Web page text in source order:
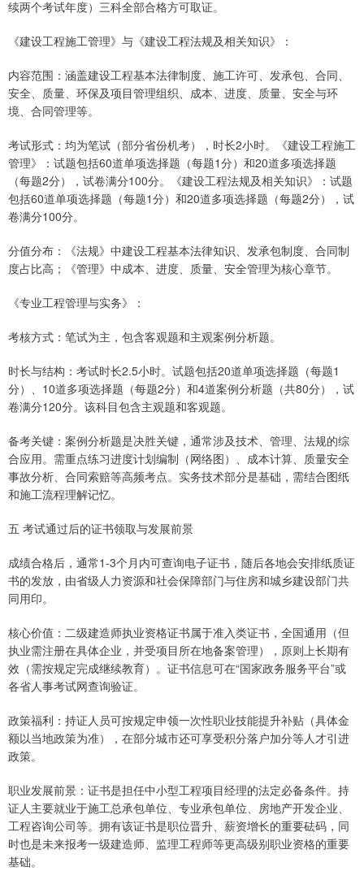
续两个考试年度）三科全部合格方可取证。
《建设工程施工管理》与《建设工程法规及相关知识》：
内容范围：涵盖建设工程基本法律制度、施工许可、发承包、合同、
安全、质量、环保及项目管理组织、成本、进度、质量、安全与环
境、合同管理等。
考试形式：均为笔试（部分省份机考），时长2小时。《建设工程施工
管理》：试题包括60道单项选择题（每题1分）和20道多项选择题
（每题2分），试卷满分100分。《建设工程法规及相关知识》：试题
包括60道单项选择题（每题1分）和20道多项选择题（每题2分），试
卷满分100分。
分值分布：《法规》中建设工程基本法律知识、发承包制度、合同制
度占比高；《管理》中成本、进度、质量、安全管理为核心章节。
《专业工程管理与实务》：
考核方式：笔试为主，包含客观题和主观案例分析题。
时长与结构：考试时长2.5小时。试题包括20道单项选择题（每题1
分）、10道多项选择题（每题2分）和4道案例分析题（共80分），试
卷满分120分。该科目包含主观题和客观题。
备考关键：案例分析题是决胜关键，通常涉及技术、管理、法规的综
合应用。需重点练习进度计划编制（网络图）、成本计算、质量安全
事故分析、合同索赔等高频考点。实务技术部分是基础，需结合图纸
和施工流程理解记忆。
五 考试通过后的证书领取与发展前景
成绩合格后，通常1-3个月内可查询电子证书，随后各地会安排纸质证
书的发放，由省级人力资源和社会保障部门与住房和城乡建设部门共
同用印。
核心价值：二级建造师执业资格证书属于准入类证书，全国通用（但
执业需注册在具体企业，并受项目所在地备案管理），原则上长期有
效（需按规定完成继续教育）。证书信息可在“国家政务服务平台”或
各省人事考试网查询验证。
政策福利：持证人员可按规定申领一次性职业技能提升补贴（具体金
额以当地政策为准），在部分城市还可享受积分落户加分等人才引进
政策。
职业发展前景：证书是担任中小型工程项目经理的法定必备条件。持
证人主要就业于施工总承包单位、专业承包单位、房地产开发企业、
工程咨询公司等。拥有该证书是职位晋升、薪资增长的重要砝码，同
时也是未来报考一级建造师、监理工程师等更高级别职业资格的重要
基础。